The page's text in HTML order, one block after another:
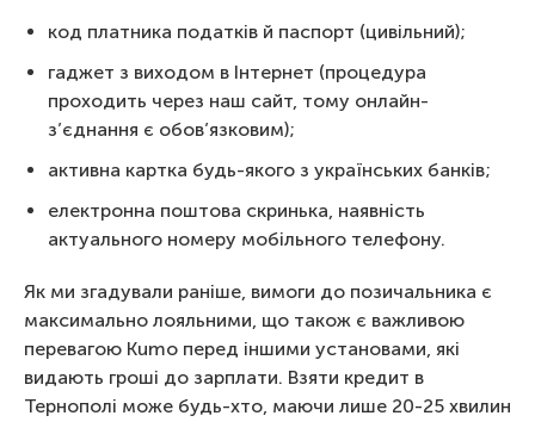
код платника податків й паспорт (цивільний);
гаджет з виходом в Інтернет (процедура
проходить через наш сайт, тому онлайн-
з’єднання є обов’язковим);
активна картка будь-якого з українських банків;
електронна поштова скринька, наявність
актуального номеру мобільного телефону.
Як ми згадували раніше, вимоги до позичальника є
максимально лояльними, що також є важливою
перевагою Kumo перед іншими установами, які
видають гроші до зарплати. Взяти кредит в
Тернополі може будь-хто, маючи лише 20-25 хвилин